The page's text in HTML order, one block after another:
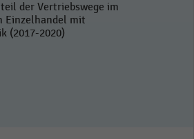
der Vertriebswege im
Einzelhandel mit
(2017-2020)